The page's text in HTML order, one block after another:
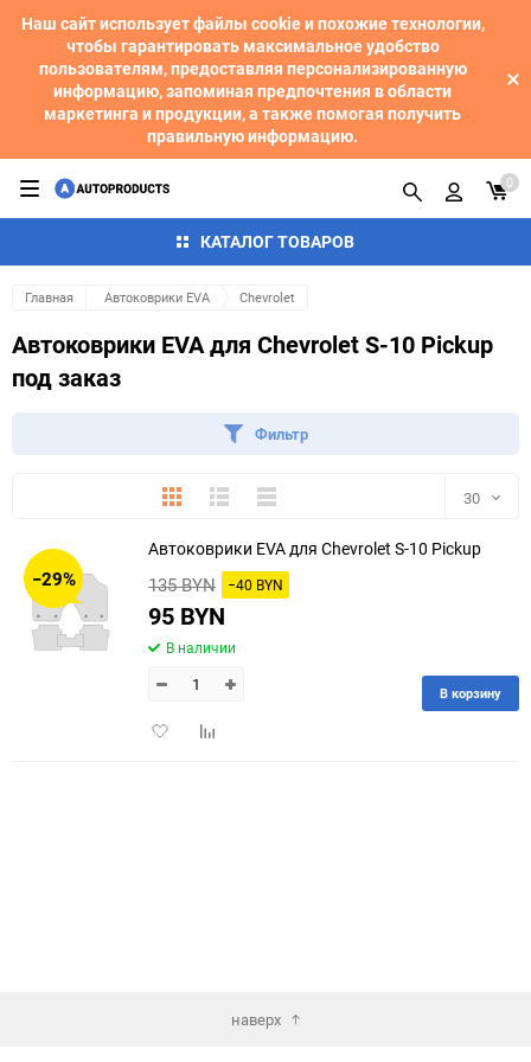
Наш сайт использует файлы cookie и похожие технологии,
чтобы гарантировать максимальное удобство
пользователям, предоставляя персонализированную
информацию, запоминая предпочтения в области
маркетинга и продукции, а также помогая получить
правильную информацию.
КАТАЛОГ ТОВАРОВ
0
Главная Автоковрики EVA Chevrolet
Автоковрики EVA для Chevrolet S-10 Pickup
под заказ
Фильтр
ПлиткаПодробноКомпактно 30
30
150
−29%
Автоковрики EVA для Chevrolet S-10 Pickup
135 BYN −40 BYN
95 BYN
В наличии
ДобавитьДобавить
В корзину
наверх